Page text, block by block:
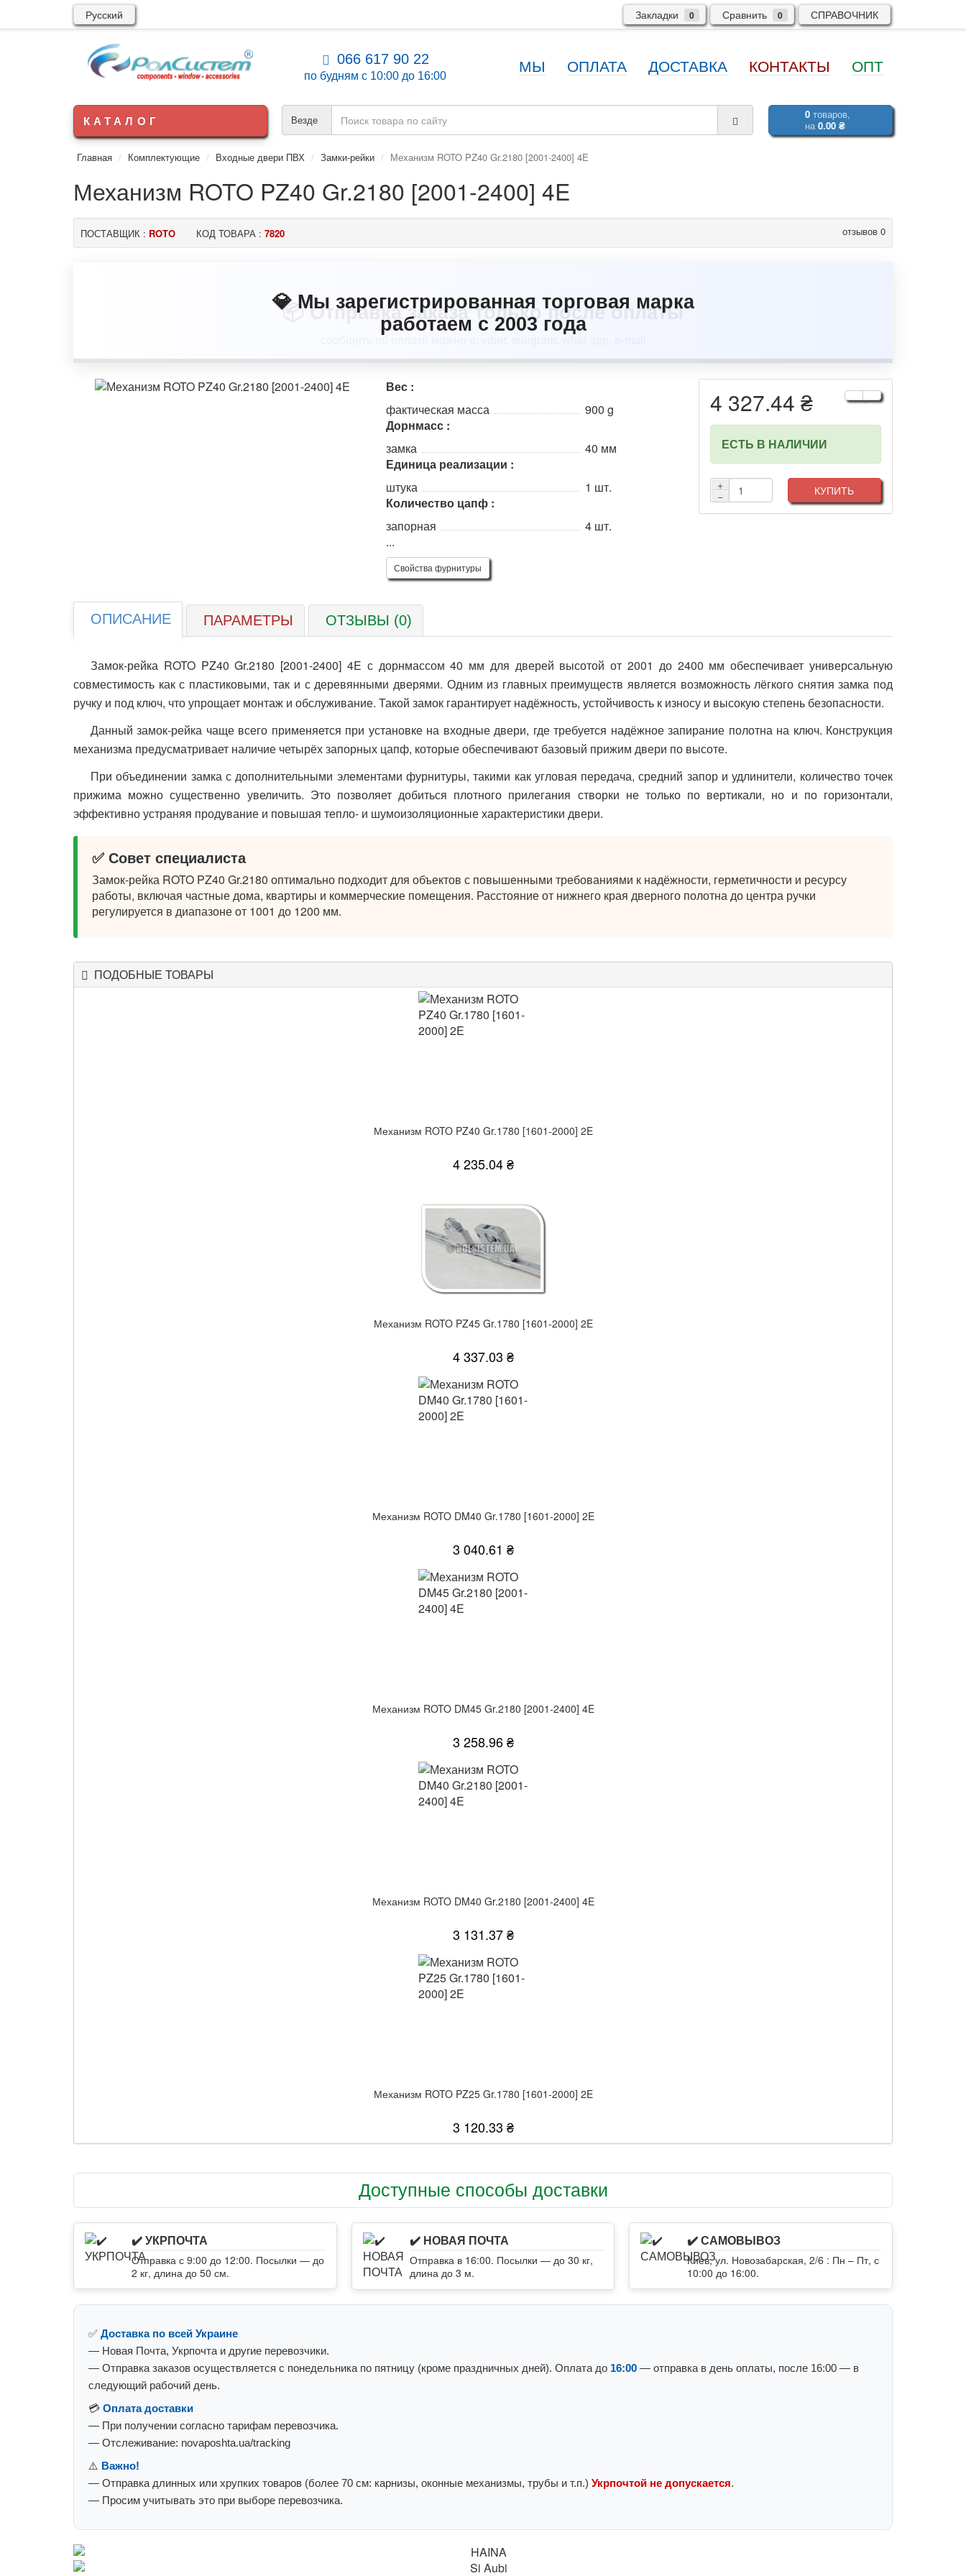
Русский СПРАВОЧНИК
Закладки 0 Сравнить 0
066 617 90 22
по будням с 10:00 до 16:00
МЫ ОПЛАТА ДОСТАВКА КОНТАКТЫ ОПТ
Везде 0товаров,
на0.00 ₴
КАТАЛОГ
Главная Комплектующие Входные двери ПВХ Замки-рейки Механизм ROTO PZ40 Gr.2180 [2001-2400] 4E
Механизм ROTO PZ40 Gr.2180 [2001-2400] 4E
ПОСТАВЩИК : ROTO КОД ТОВАРА : 7820 отзывов 0
💎 Мы зарегистрированная торговая марка
работаем с 2003 года
Вес :
фактическая масса
900 g
Дорнмасс :
замка
40 мм
Единица реализации :
штука
1 шт.
Количество цапф :
запорная
4 шт.
...
Свойства фурнитуры
4 327.44 ₴
ЕСТЬ В НАЛИЧИИ
+
−
КУПИТЬ
ОПИСАНИЕ ПАРАМЕТРЫ ОТЗЫВЫ (0)
Замок-рейка ROTO PZ40 Gr.2180 [2001-2400] 4E с дорнмассом 40 мм для дверей высотой от 2001 до 2400 мм обеспечивает универсальную
совместимость как с пластиковыми, так и с деревянными дверями. Одним из главных преимуществ является возможность лёгкого снятия замка под
ручку и под ключ, что упрощает монтаж и обслуживание. Такой замок гарантирует надёжность, устойчивость к износу и высокую степень безопасности.
Данный замок-рейка чаще всего применяется при установке на входные двери, где требуется надёжное запирание полотна на ключ. Конструкция
механизма предусматривает наличие четырёх запорных цапф, которые обеспечивают базовый прижим двери по высоте.
При объединении замка с дополнительными элементами фурнитуры, такими как угловая передача, средний запор и удлинители, количество точек
прижима можно существенно увеличить. Это позволяет добиться плотного прилегания створки не только по вертикали, но и по горизонтали,
эффективно устраняя продувание и повышая тепло- и шумоизоляционные характеристики двери.
✅ Совет специалиста
Замок-рейка ROTO PZ40 Gr.2180 оптимально подходит для объектов с повышенными требованиями к надёжности, герметичности и ресурсу
работы, включая частные дома, квартиры и коммерческие помещения. Расстояние от нижнего края дверного полотна до центра ручки
регулируется в диапазоне от 1001 до 1200 мм.
ПОДОБНЫЕ ТОВАРЫ
Механизм ROTO PZ40 Gr.1780 [1601-2000] 2E
4 235.04 ₴
Механизм ROTO PZ45 Gr.1780 [1601-2000] 2E
4 337.03 ₴
Механизм ROTO DM40 Gr.1780 [1601-2000] 2E
3 040.61 ₴
Механизм ROTO DM45 Gr.2180 [2001-2400] 4E
3 258.96 ₴
Механизм ROTO DM40 Gr.2180 [2001-2400] 4E
3 131.37 ₴
Механизм ROTO PZ25 Gr.1780 [1601-2000] 2E
3 120.33 ₴
Доступные способы доставки
✔️ УКРПОЧТА
Отправка с 9:00 до 12:00. Посылки — до
2 кг, длина до 50 см.
✔️ НОВАЯ ПОЧТА
Отправка в 16:00. Посылки — до 30 кг,
длина до 3 м.
✔️ САМОВЫВОЗ
Киев, ул. Новозабарская, 2/6 : Пн – Пт, с
10:00 до 16:00.
✅ Доставка по всей Украине
— Новая Почта, Укрпочта и другие перевозчики.
— Отправка заказов осуществляется с понедельника по пятницу (кроме праздничных дней). Оплата до 16:00 — отправка в день оплаты, после 16:00 — в
следующий рабочий день.
💳 Оплата доставки
— При получении согласно тарифам перевозчика.
— Отслеживание: novaposhta.ua/tracking
⚠️ Важно!
— Отправка длинных или хрупких товаров (более 70 см: карнизы, оконные механизмы, трубы и т.п.) Укрпочтой не допускается.
— Просим учитывать это при выборе перевозчика.